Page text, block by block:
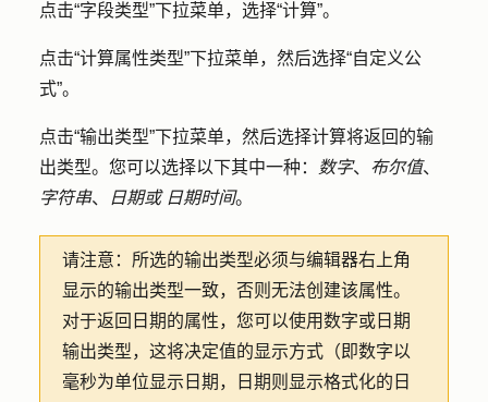
点击“字段类型”下拉菜单，选择“计算”。
点击“计算属性类型”下拉菜单，然后选择“自定义公
式”。
点击“输出类型”下拉菜单，然后选择计算将返回的输
出类型。您可以选择以下其中一种：
数字、 布尔值、
字符串、 日期或 日期时间。
请注意： 所选的输出类型必须与编辑器右上角
显示的输出类型一致，否则无法创建该属性。
对于返回日期的属性，您可以使用数字或日期
输出类型，这将决定值的显示方式（即数字以
毫秒为单位显示日期，日期则显示格式化的日